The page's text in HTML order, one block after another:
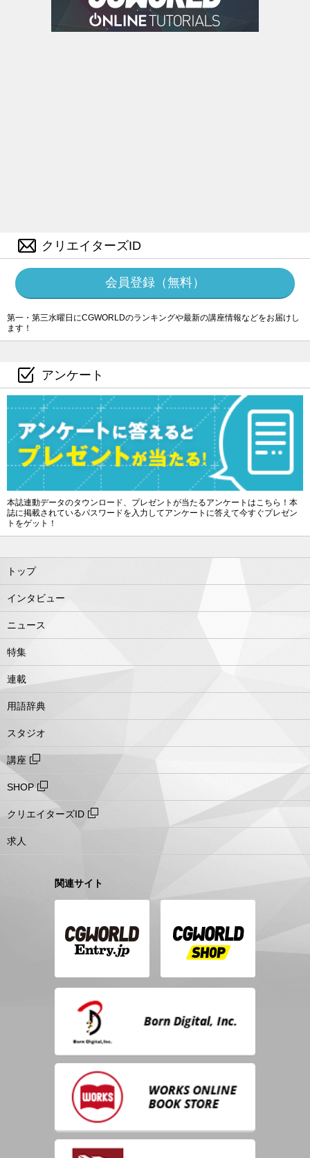
クリエイターズID
会員登録（無料）
第一・第三水曜日にCGWORLDのランキングや最新の講座情報などをお届けし
ます！
アンケート
本誌連動データのタウンロード、プレゼントが当たるアンケートはこちら！本
誌に掲載されているパスワードを入力してアンケートに答えて今すぐプレゼン
トをゲット！
トップ
インタビュー
ニュース
特集
連載
用語辞典
スタジオ
講座
SHOP
クリエイターズID
求人
関連サイト